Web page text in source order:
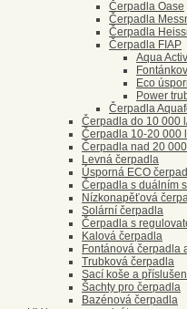
Čerpadla Oase
Čerpadla
Čerpadla
Čerpadla FIAP
Aqua
Eco
Power
Čerpadla
Čerpadla do 10 000
Čerpadla 10-20 000
Čerpadla nad 20
Levná čerpadla
Úsporná ECO
Čerpadla s duálním
Nízkonapěťová
Solární čerpadla
Čerpadla s
Kalová čerpadla
Fontánová čerpadla
Trubková čerpadla
Sací koše a
Šachty pro čerpadla
Bazénová čerpadla